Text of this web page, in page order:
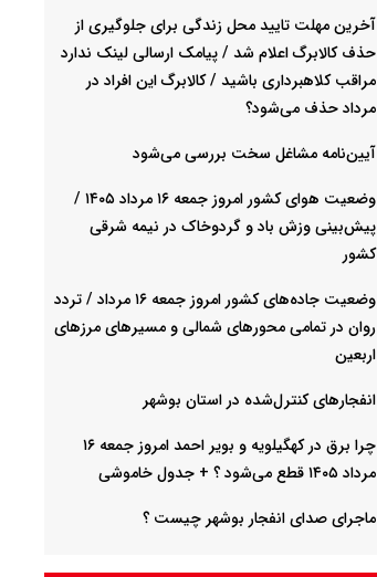
آخرین مهلت تایید محل زندگی برای جلوگیری از
حذف کالابرگ اعلام شد / پیامک ارسالی لینک ندارد
مراقب کلاهبرداری باشید / کالابرگ این افراد در
مرداد حذف می‌شود؟
آیین‌نامه مشاغل سخت بررسی می‌شود
وضعیت هوای کشور امروز جمعه ۱۶ مرداد ۱۴۰۵ /
پیش‌بینی وزش باد و گردوخاک در نیمه شرقی
کشور
وضعیت جاده‌های کشور امروز جمعه ۱۶ مرداد / تردد
روان در تمامی محورهای شمالی و مسیرهای مرزهای
اربعین
انفجارهای کنترل‌شده در استان بوشهر
چرا برق در کهگیلویه و بویر احمد امروز جمعه ۱۶
مرداد ۱۴۰۵ قطع می‌شود ؟ + جدول خاموشی
ماجرای صدای انفجار بوشهر چیست ؟